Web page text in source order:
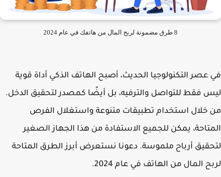
8 طرق مضمونة لربح المال من هاتفك في عام 2024
في عصر التكنولوجيا الحديث، أصبح الهاتف الذكي أداة قوية
ليس فقط للتواصل والترفيه، بل أيضًا كمصدر لتحقيق الدخل.
من خلال استخدام تطبيقات متنوعة واستغلال الفرص
المتاحة، يمكن للجميع الاستفادة من هذا الجهاز الصغير
لتحقيق أرباح ملموسة. دعونا نستعرض أبرز الطرق المتاحة
لربح المال من الهاتف في عام 2024.